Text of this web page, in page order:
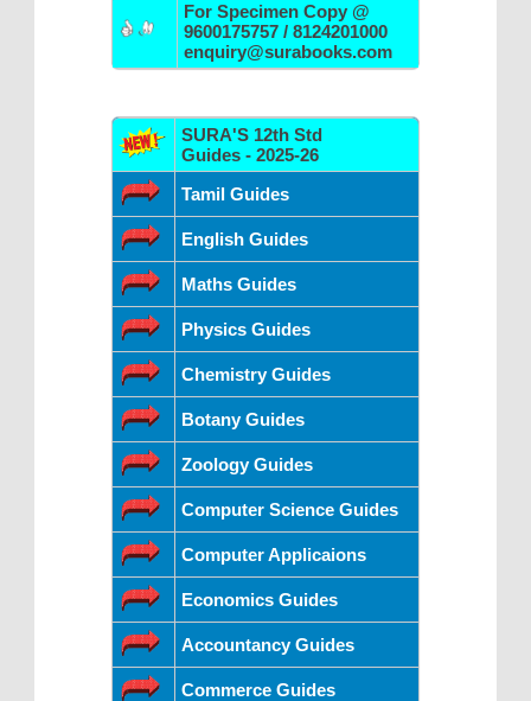
For Specimen Copy @
9600175757 / 8124201000
enquiry@surabooks.com
SURA'S 12th Std
Guides - 2025-26
Tamil Guides
English Guides
Maths Guides
Physics Guides
Chemistry Guides
Botany Guides
Zoology Guides
Computer Science Guides
Computer Applicaions
Economics Guides
Accountancy Guides
Commerce Guides